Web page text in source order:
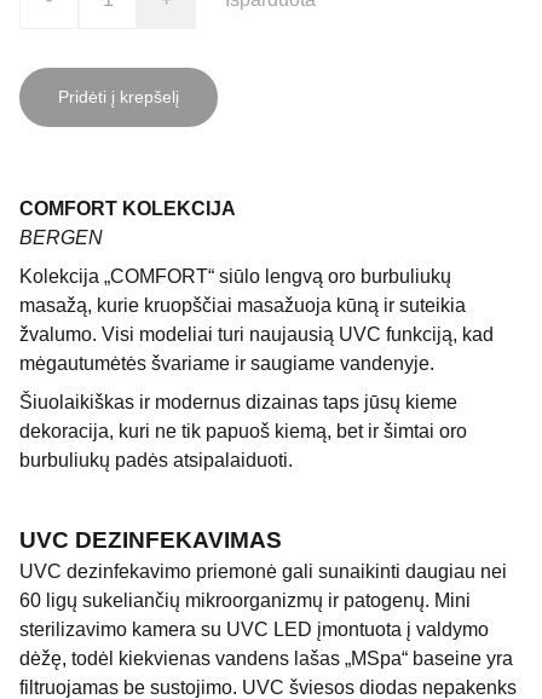
Pridėti į krepšelį
COMFORT KOLEKCIJA
BERGEN
Kolekcija „COMFORT“ siūlo lengvą oro burbuliukų
masažą, kurie kruopščiai masažuoja kūną ir suteikia
žvalumo. Visi modeliai turi naujausią UVC funkciją, kad
mėgautumėtės švariame ir saugiame vandenyje.
Šiuolaikiškas ir modernus dizainas taps jūsų kieme
dekoracija, kuri ne tik papuoš kiemą, bet ir šimtai oro
burbuliukų padės atsipalaiduoti.
UVC DEZINFEKAVIMAS
UVC dezinfekavimo priemonė gali sunaikinti daugiau nei
60 ligų sukeliančių mikroorganizmų ir patogenų. Mini
sterilizavimo kamera su UVC LED įmontuota į valdymo
dėžę, todėl kiekvienas vandens lašas „MSpa“ baseine yra
filtruojamas be sustojimo. UVC šviesos diodas nepakenks